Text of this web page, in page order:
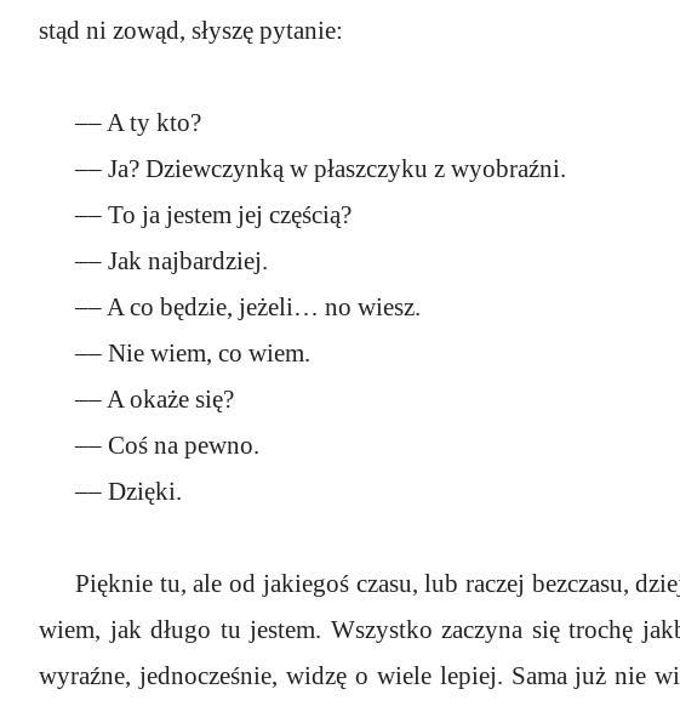
stąd ni zowąd, słyszę pytanie:
–– A ty kto?
–– Ja? Dziewczynką w płaszczyku z wyobraźni.
–– To ja jestem jej częścią?
–– Jak najbardziej.
–– A co będzie, jeżeli… no wiesz.
–– Nie wiem, co wiem.
–– A okaże się?
–– Coś na pewno.
–– Dzięki.
Pięknie tu, ale od jakiegoś czasu, lub raczej bezczasu,
wiem, jak długo tu jestem. Wszystko zaczyna się trochę
wyraźne, jednocześnie, widzę o wiele lepiej. Sama już nie